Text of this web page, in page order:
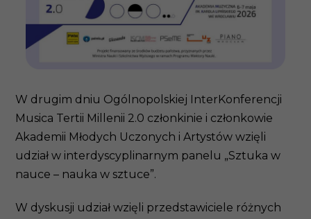
W drugim dniu Ogólnopolskiej InterKonferencji
Musica Tertii Millenii 2.0 członkinie i członkowie
Akademii Młodych Uczonych i Artystów wzięli
udział w interdyscyplinarnym panelu „Sztuka w
nauce – nauka w sztuce”.
W dyskusji udział wzięli przedstawiciele różnych